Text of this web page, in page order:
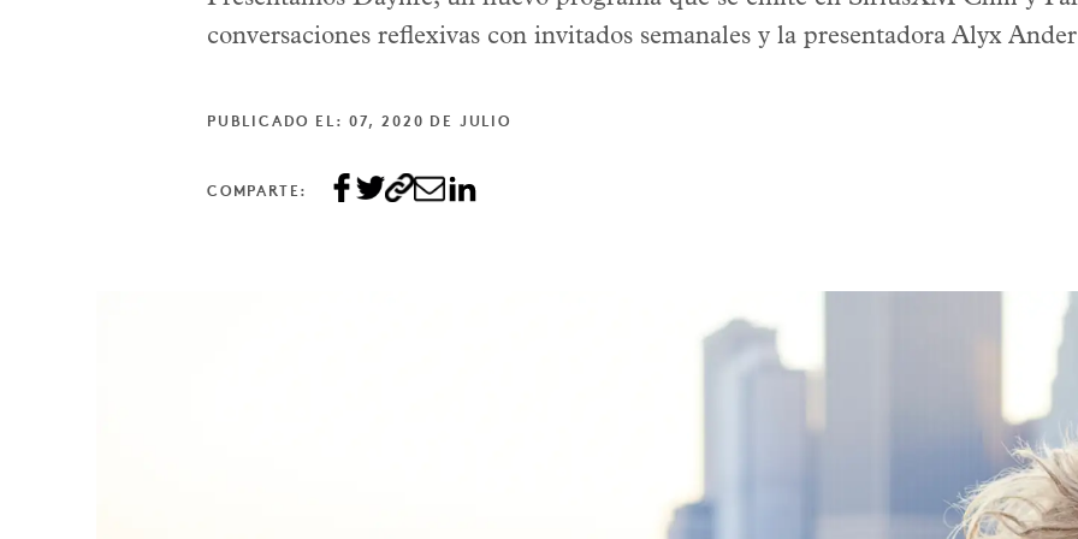
conversaciones reflexivas con invitados semanales y la presentadora Alyx
PUBLICADO EL: 07, 2020 DE JULIO
COMPARTE: